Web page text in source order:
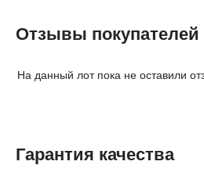
Отзывы покупателей
На данный лот пока не оставили
Гарантия качества